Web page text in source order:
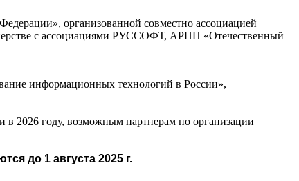
организованной совместно ассоциацией
с ассоциациями РУССОФТ, АРПП «Отечественный
информационных технологий в России»,
2026 году, возможным партнерам по организации
до 1 августа 2025 г.